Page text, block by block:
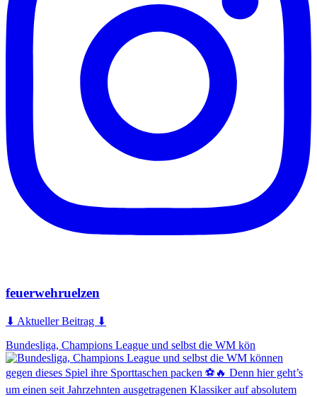
feuerwehruelzen
⬇ Aktueller Beitrag ⬇
Bundesliga, Champions League und selbst die WM kön